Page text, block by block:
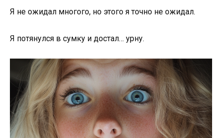
Я не ожидал многого, но этого я точно не ожидал.
Я потянулся в сумку и достал… урну.